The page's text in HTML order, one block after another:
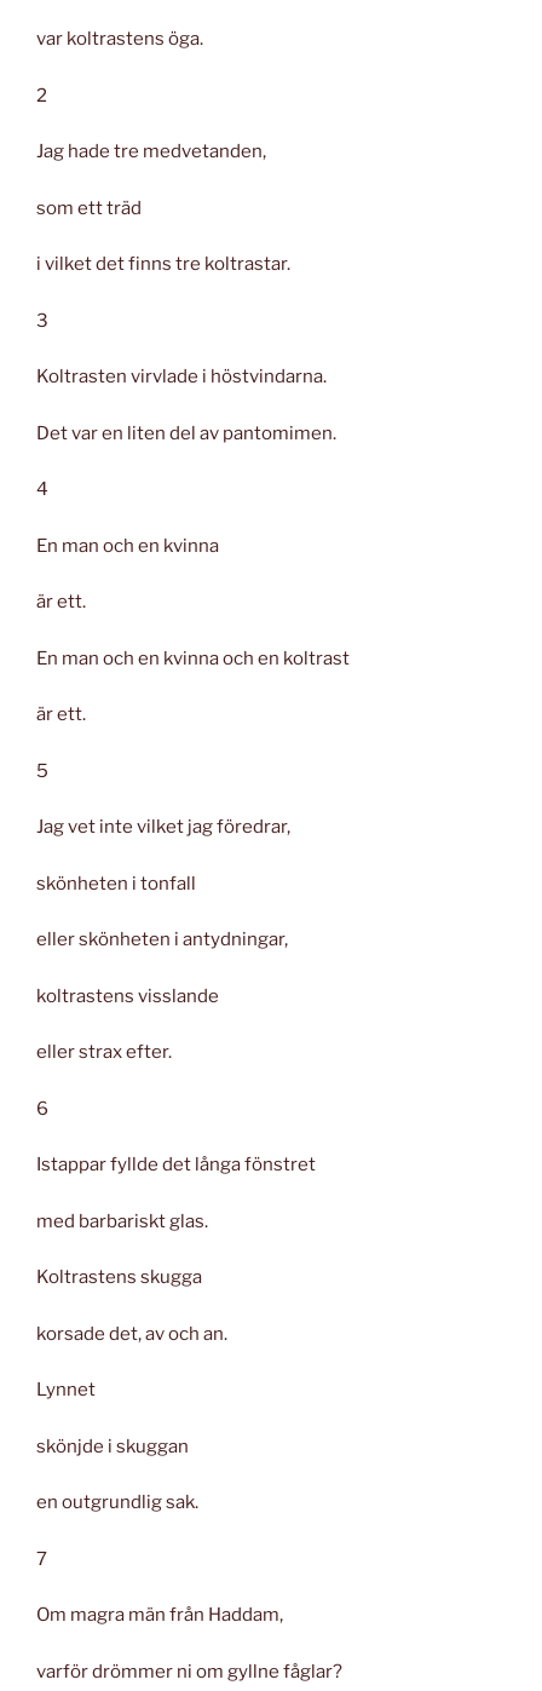
var koltrastens öga.
2
Jag hade tre medvetanden,
som ett träd
i vilket det finns tre koltrastar.
3
Koltrasten virvlade i höstvindarna.
Det var en liten del av pantomimen.
4
En man och en kvinna
är ett.
En man och en kvinna och en koltrast
är ett.
5
Jag vet inte vilket jag föredrar,
skönheten i tonfall
eller skönheten i antydningar,
koltrastens visslande
eller strax efter.
6
Istappar fyllde det långa fönstret
med barbariskt glas.
Koltrastens skugga
korsade det, av och an.
Lynnet
skönjde i skuggan
en outgrundlig sak.
7
Om magra män från Haddam,
varför drömmer ni om gyllne fåglar?